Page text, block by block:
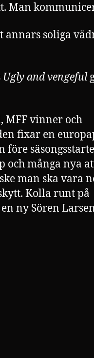
Man
annars soliga
Ugly and vengeful
MFF vinner och
fixar en
före
och många nya
man ska vara
Kolla runt på
ny Sören